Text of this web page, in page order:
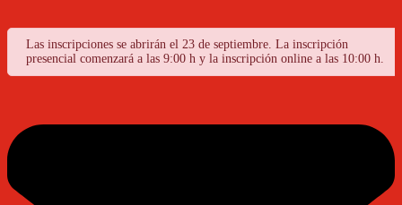
Las inscripciones se abrirán el 23 de septiembre. La inscripción
presencial comenzará a las 9:00 h y la inscripción online a las 10:00 h.